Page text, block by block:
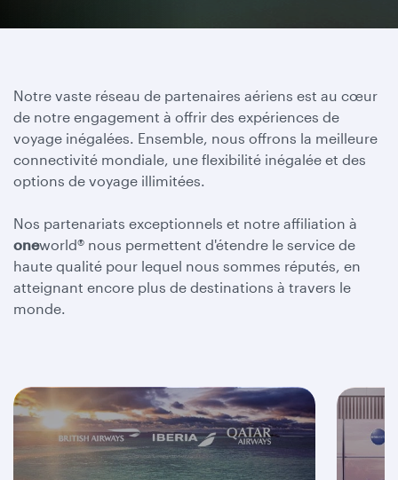
Notre vaste réseau de partenaires aériens est au cœur
de notre engagement à offrir des expériences de
voyage inégalées. Ensemble, nous offrons la meilleure
connectivité mondiale, une flexibilité inégalée et des
options de voyage illimitées.
Nos partenariats exceptionnels et notre affiliation à
oneworld® nous permettent d'étendre le service de
haute qualité pour lequel nous sommes réputés, en
atteignant encore plus de destinations à travers le
monde.